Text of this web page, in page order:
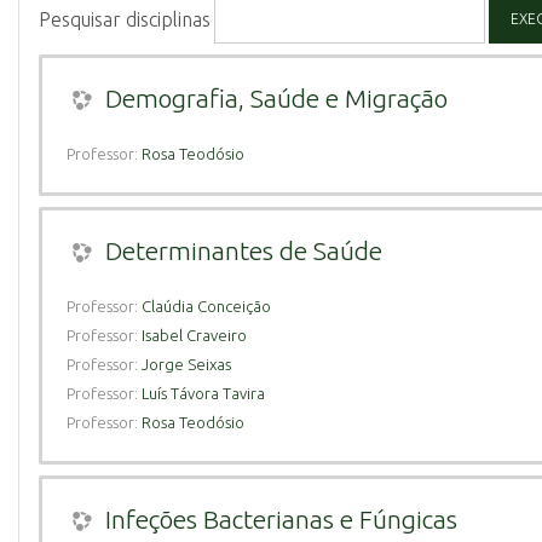
Pesquisar disciplinas
Demografia, Saúde e Migração
Professor: Rosa Teodósio
Determinantes de Saúde
Professor: Claúdia Conceição
Professor: Isabel Craveiro
Professor: Jorge Seixas
Professor: Luís Távora Tavira
Professor: Rosa Teodósio
Infeções Bacterianas e Fúngicas